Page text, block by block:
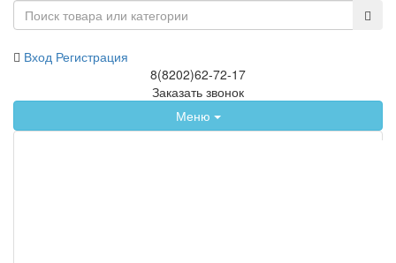
Вход Регистрация
8(8202)62-72-17
Заказать звонок
Меню